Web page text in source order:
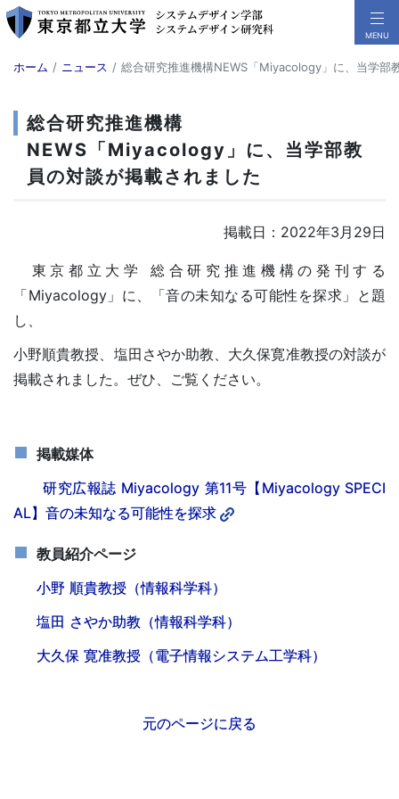
ホーム ニュース 総合研究推進機構NEWS「Miyacology」に、当学部
総合研究推進機構
NEWS「Miyacology」に、当学部教
員の対談が掲載されました
掲載日：2022年3月29日
東京都立大学 総合研究推進機構の発刊する
「Miyacology」に、「音の未知なる可能性を探求」と題
し、
小野順貴教授、塩田さやか助教、大久保寛准教授の対談が
掲載されました。ぜひ、ご覧ください。
掲載媒体
研究広報誌 Miyacology 第11号【Miyacology SPECI
AL】音の未知なる可能性を探求
教員紹介ページ
小野 順貴教授（情報科学科）
塩田 さやか助教（情報科学科）
大久保 寛准教授（電子情報システム工学科）
元のページに戻る